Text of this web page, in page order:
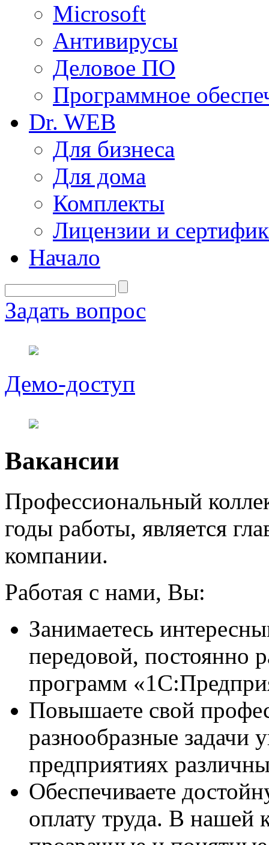
Microsoft
Антивирусы
Деловое ПО
Программное
Dr. WEB
Для бизнеса
Для дома
Комплекты
Лицензии и
Начало
Задать вопрос
Демо-доступ
Вакансии
Профессиональный
годы работы, является
компании.
Работая с нами, Вы:
Занимаетесь
передовой, постоянно
программ
Повышаете свой
разнообразные задачи
предприятиях
Обеспечиваете
оплату труда. В нашей